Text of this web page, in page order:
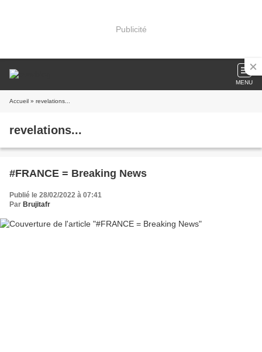
Publicité
MENU
Accueil » revelations...
revelations...
#FRANCE = Breaking News
Publié le 28/02/2022 à 07:41
Par Brujitafr